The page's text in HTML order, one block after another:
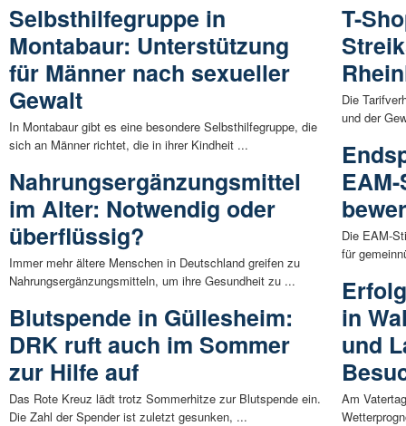
Selbsthilfegruppe in
Montabaur: Unterstützung
für Männer nach sexueller
Gewalt
In Montabaur gibt es eine besondere Selbsthilfegruppe, die
sich an Männer richtet, die in ihrer Kindheit ...
Nahrungsergänzungsmittel
im Alter: Notwendig oder
überflüssig?
Immer mehr ältere Menschen in Deutschland greifen zu
Nahrungsergänzungsmitteln, um ihre Gesundheit zu ...
Blutspende in Güllesheim:
DRK ruft auch im Sommer
zur Hilfe auf
Das Rote Kreuz lädt trotz Sommerhitze zur Blutspende ein.
Die Zahl der Spender ist zuletzt gesunken, ...
T-
Die
und der
Die EAM-
für
in
und
Am